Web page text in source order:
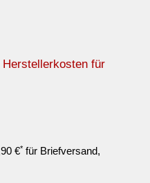
für
€*für Briefversand,